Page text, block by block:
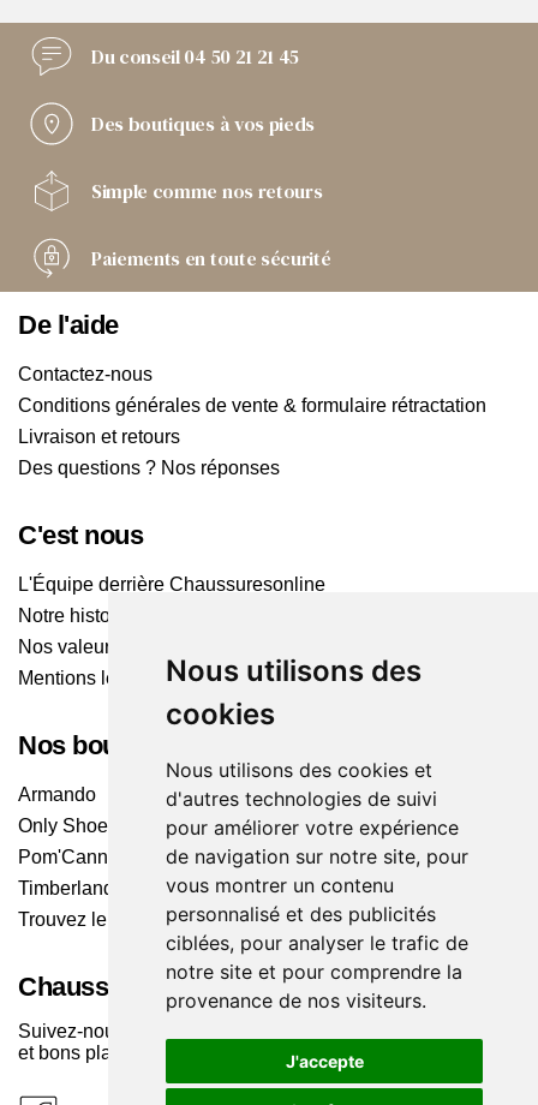
Nous utilisons des
cookies
Nous utilisons des cookies et
d'autres technologies de suivi
pour améliorer votre expérience
de navigation sur notre site, pour
vous montrer un contenu
personnalisé et des publicités
ciblées, pour analyser le trafic de
notre site et pour comprendre la
provenance de nos visiteurs.
J'accepte
Du conseil04 50 21 21 45
Des boutiques à vos pieds
Simple comme nos retours
Paiements en toute sécurité
De l'aide
Contactez-nous
Conditions générales de vente & formulaire rétractation
Livraison et retours
Des questions ? Nos réponses
C'est nous
L'Équipe derrière Chaussuresonline
Notre histoire
Nos valeurs
Mentions légales
Nos boutiques
Armando
Only Shoes
Pom'Cannelle
Timberland
Trouvez le magasin le plus proche
Chaussuresonline sur les Médias sociaux
Suivez-nous sur les réseaux pour les dernières tendances
et bons plans !